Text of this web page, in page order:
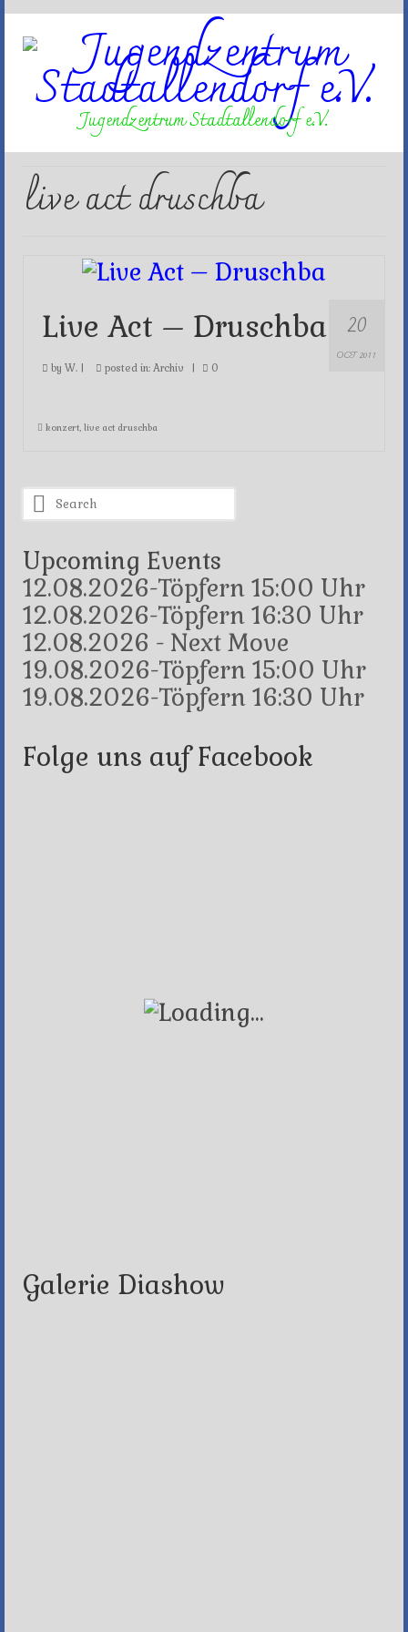
Jugendzentrum Stadtallendorf e.V.
live act druschba
20
OCT 2011
Live Act – Druschba
by W. | posted in: Archiv | 0
konzert live act druschba
Search
for:
Upcoming Events
12.08.2026-Töpfern 15:00 Uhr
12.08.2026-Töpfern 16:30 Uhr
12.08.2026 - Next Move
19.08.2026-Töpfern 15:00 Uhr
19.08.2026-Töpfern 16:30 Uhr
Folge uns auf Facebook
Galerie Diashow